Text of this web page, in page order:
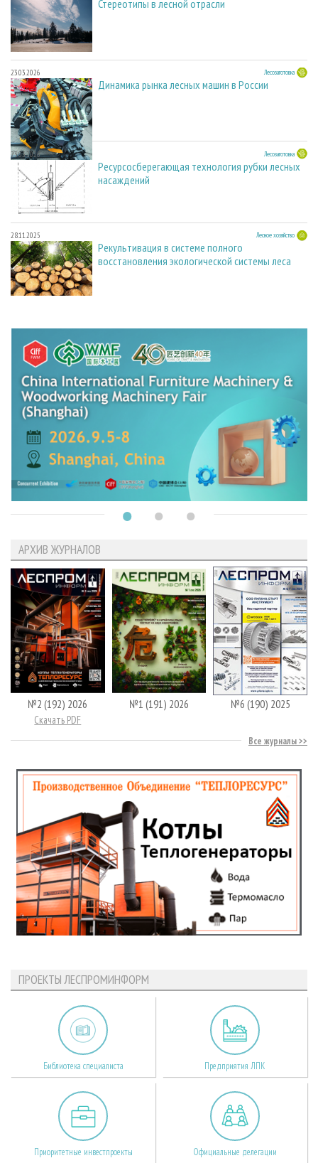
Стереотипы в лесной отрасли
23.03.2026 Лесозаготовка
Динамика рынка лесных машин в России
23.03.2026 Лесозаготовка
Ресурсосберегающая технология рубки лесных
насаждений
28.11.2025 Лесное хозяйство
Рекультивация в системе полного
восстановления экологической системы леса
АРХИВ ЖУРНАЛОВ
№2 (192) 2026
Скачать PDF
№1 (191) 2026 №6 (190) 2025
Все журналы
ПРОЕКТЫ ЛЕСПРОМИНФОРМ
Библиотека специалиста Предприятия ЛПК
Приоритетные инвестпроекты Официальные делегации